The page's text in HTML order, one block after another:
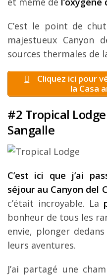
C’est le point de
majestueux Canyon
sources thermales de
Cliquez ici pour
la Casa
#2 Tropical
Sangalle
C’est ici que j’ai
séjour au Canyon del
c’était incroyable. La
bonheur de tous les
envie, plonger
leurs aventures.
J’ai partagé une